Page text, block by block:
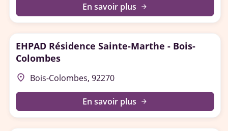
En savoir plus arrow_forward
EHPAD Résidence Sainte-Marthe - Bois-
Colombes
place Bois-Colombes, 92270
En savoir plus arrow_forward